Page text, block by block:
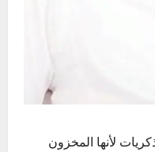
لأنها المخزون